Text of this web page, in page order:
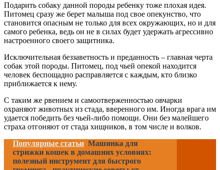
Подарить собаку данной породы ребенку тоже плохая идея.
Питомец сразу же берет малыша под свое опекунство, что
становится опасным не только для всех окружающих, но и для
самого ребенка, ведь он не в силах будет удержать агрессивно
настроенного своего защитника.
Исключительная беззаветность и преданность – главная черта
собак этой породы. Питомец, под чьей опекой находится
человек беспощадно расправляется с каждым, кто близко
приближается к нему.
С таким же рвением и самоотверженностью овчарки
охраняют животных из стада, вверенного им. Иногда врага им
удается победить без чьей-либо помощи. Они без малейшего
страха отгоняют от стада хищников, в том числе и волков.
Популярные статьи Машинка для
стрижки кошек в домашних условиях:
полезный инструмент для быстрого